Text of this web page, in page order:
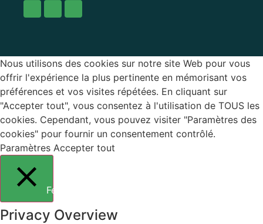
Nous utilisons des cookies sur notre site Web pour vous
offrir l'expérience la plus pertinente en mémorisant vos
préférences et vos visites répétées. En cliquant sur
"Accepter tout", vous consentez à l'utilisation de TOUS les
cookies. Cependant, vous pouvez visiter "Paramètres des
cookies" pour fournir un consentement contrôlé.
Paramètres Accepter tout
Fermer
Privacy Overview